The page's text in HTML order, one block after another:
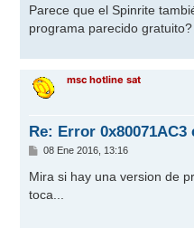
n
s
a
Parece que el Spinrite
programa parecido gratuito?
msc hotline sat
Re: Error
M
n
a
08 Ene 2016, 13:16
Mira si hay una version de
toca...